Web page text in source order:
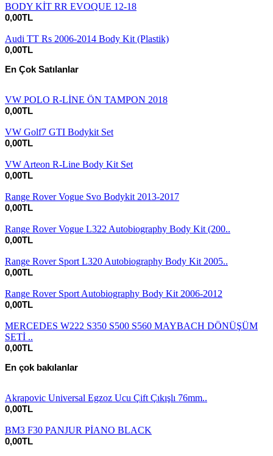
BODY KİT RR EVOQUE 12-18
0,00TL
Audi TT Rs 2006-2014 Body Kit (Plastik)
0,00TL
En Çok Satılanlar
VW POLO R-LİNE ÖN TAMPON 2018
0,00TL
VW Golf7 GTI Bodykit Set
0,00TL
VW Arteon R-Line Body Kit Set
0,00TL
Range Rover Vogue Svo Bodykit 2013-2017
0,00TL
Range Rover Vogue L322 Autobiography Body Kit (200..
0,00TL
Range Rover Sport L320 Autobiography Body Kit 2005..
0,00TL
Range Rover Sport Autobiography Body Kit 2006-2012
0,00TL
MERCEDES W222 S350 S500 S560 MAYBACH DÖNÜŞÜM
SETİ ..
0,00TL
En çok bakılanlar
Akrapovic Universal Egzoz Ucu Çift Çıkışlı 76mm..
0,00TL
BM3 F30 PANJUR PİANO BLACK
0,00TL